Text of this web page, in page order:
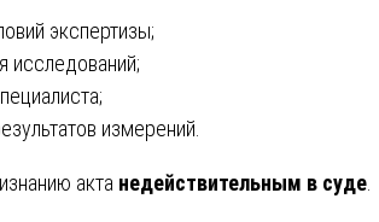
экспертизы;
исследований;
измерений.
акта недействительным в суде.